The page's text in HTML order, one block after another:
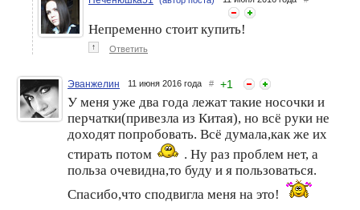
Непременно стоит купить!
↑ Ответить
Эванжелин 11 июня 2016 года # +1
У меня уже два года лежат такие носочки и
перчатки(привезла из Китая), но всё руки не
доходят попробовать. Всё думала,как же их
стирать потом
. Ну раз проблем нет, а
польза очевидна,то буду и я пользоваться.
Спасибо,что сподвигла меня на это!